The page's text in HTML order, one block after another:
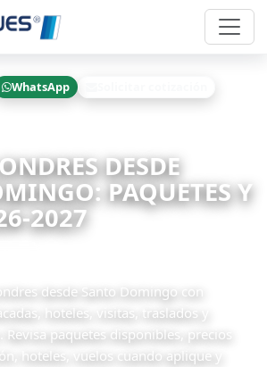
WhatsApp
DESDE
PAQUETES Y
2027
desde Santo Domingo con
hoteles, visitas, traslados y
Revisa paquetes disponibles, precios
hoteles, vuelos cuando aplique y